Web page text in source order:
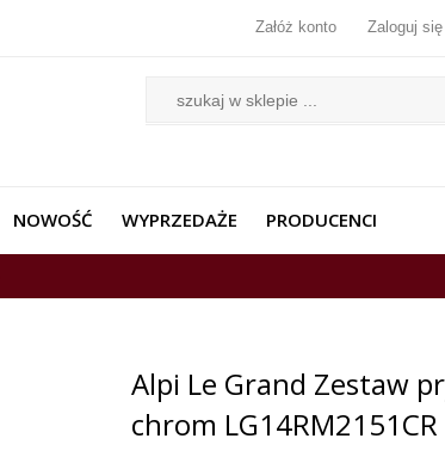
Załóż konto Zaloguj się
NOWOŚĆ WYPRZEDAŻE PRODUCENCI
Alpi Le Grand Zestaw
chrom LG14RM2151CR